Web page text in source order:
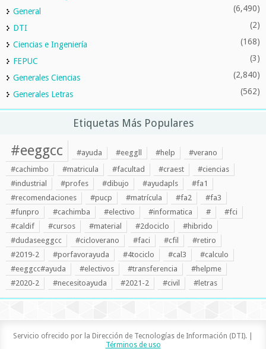
General
(6,490)
DTI (2)
Ciencias e Ingeniería (168)
FEPUC (3)
Generales Ciencias (2,840)
Generales Letras (562)
Etiquetas Más Populares
#eeggcc #ayuda #eeggll #help
#verano
#cachimbo
#matricula #facultad #craest
#ciencias
#industrial
#profes #dibujo #ayudapls
#fa1
#recomendaciones
#pucp #matrícula #fa2
#fa3
#funpro
#cachimba #electivo #informatica #
#fci
#caldif
#cursos #material #2dociclo
#hibrido
#dudaseeggcc
#cicloverano #faci #cfil
#retiro
#2019-2
#porfavorayuda #4tociclo #cal3
#calculo
#eeggcc#ayuda
#electivos #transferencia
#helpme
#2020-2
#necesitoayuda #2021-2 #civil #letras
Servicio ofrecido por la Dirección de Tecnologías de Información (DTI). |
Términos de uso